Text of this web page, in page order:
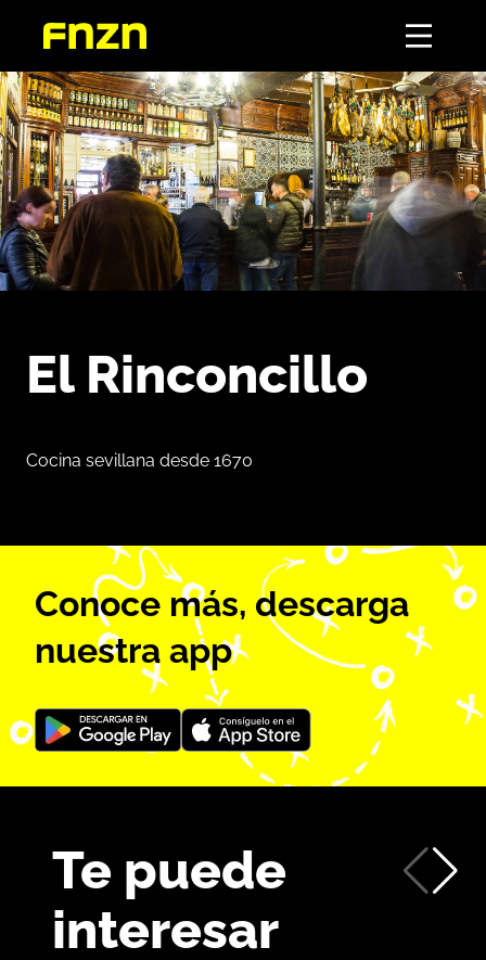
El Rinconcillo
Cocina sevillana desde 1670
Conoce más, descarga
nuestra app
Te puede
interesar